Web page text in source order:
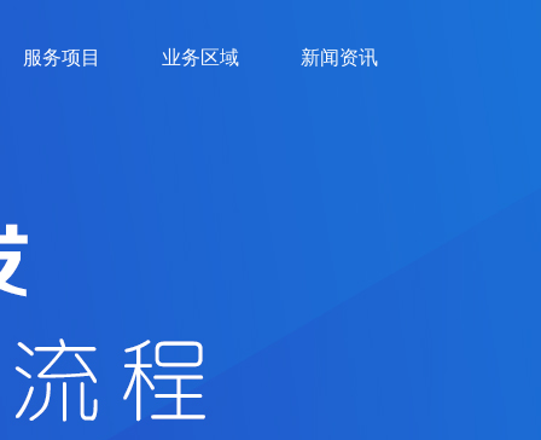
服务项目 业务区域 新闻资讯